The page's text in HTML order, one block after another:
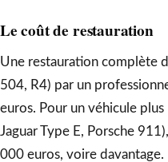
Le coût de restauration
Une restauration complète
504, R4) par un
euros. Pour un véhicule
Jaguar Type E, Porsche
000 euros, voire